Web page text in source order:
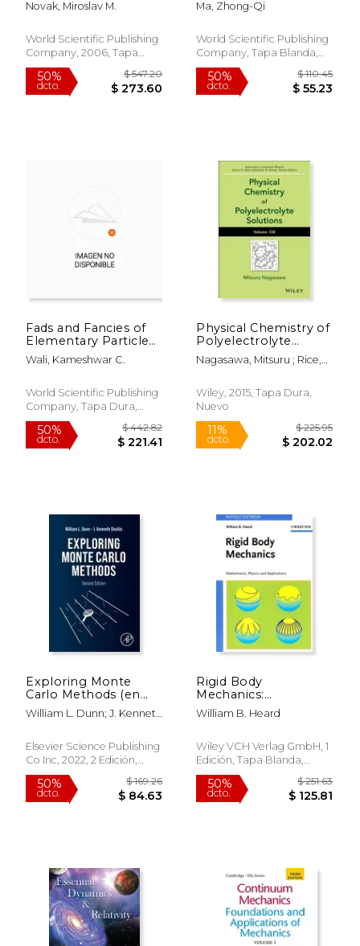
$ 58.33
Novak, Miroslav M.
World Scientific Publishing
Company, 2006, Tapa
Dura, Nuevo
50%
dcto.
$ 547.20
$ 273.60
Ma, Zhong-Qi
World Scientific Publishing
Company, Tapa Blanda,
Nuevo
50%
dcto. $
Fads and Fancies of
Elementary Particle
Physics: Selected
Works of Kameshwar
Wali, Kameshwar C.
World Scientific Publishing
Company, Tapa Dura,
Nuevo
Physical Chemistry of
Polyelectrolyte
Solutions, Volume 158
(en Inglés)
Nagasawa, Mitsuru ; Rice,
Wiley, 2015, Tapa Dura,
Nuevo
Exploring Monte
Carlo Methods (en
Inglés)
William L. Dunn; J. Kenneth
Elsevier Science Publishing
Co Inc, 2022, 2 Edición,
Tapa Blanda, Nuevo
Rigid Body
Mechanics:
Mathematics, Physics
and Applications (en
William B. Heard
Wiley VCH Verlag GmbH, 1
Edición, Tapa Blanda,
Nuevo